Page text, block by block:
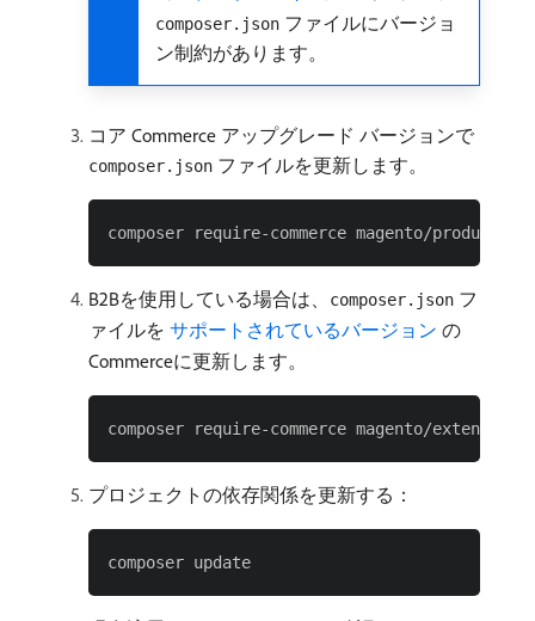
composer.json ファイルにバージョ
ン制約があります。
コア Commerce アップグレード バージョンで
composer.json ファイルを更新します。
B2Bを使用している場合は、 composer.json フ
ァイルを ​ サポートされているバージョン ​ の
Commerceに更新します。
プロジェクトの依存関係を更新する：